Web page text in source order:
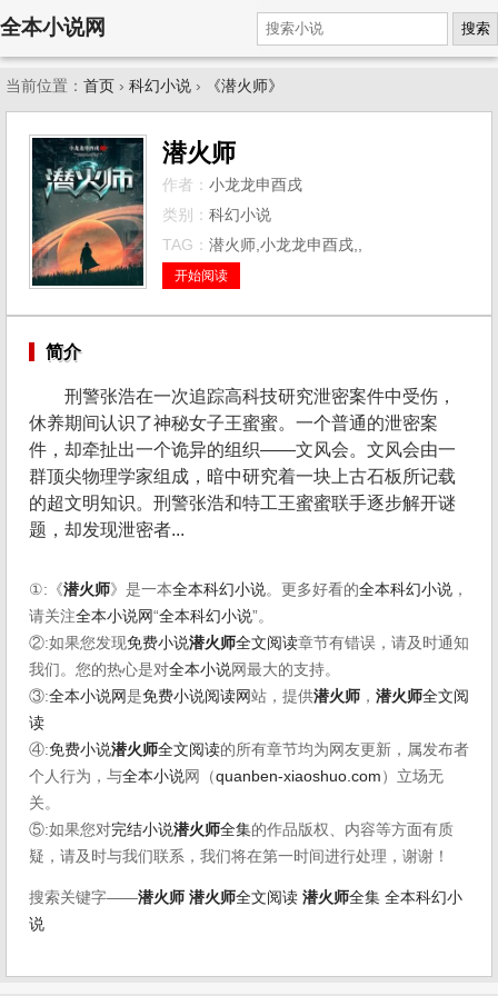
全本小说网 搜索
当前位置： 首页 › 科幻小说 › 《潜火师》
潜火师
作者： 小龙龙申酉戌
类别： 科幻小说
TAG： 潜火师,小龙龙申酉戌,,
开始阅读
简介
刑警张浩在一次追踪高科技研究泄密案件中受伤，
休养期间认识了神秘女子王蜜蜜。一个普通的泄密案
件，却牵扯出一个诡异的组织——文风会。文风会由一
群顶尖物理学家组成，暗中研究着一块上古石板所记载
的超文明知识。刑警张浩和特工王蜜蜜联手逐步解开谜
题，却发现泄密者...
①:《潜火师》是一本全本科幻小说。更多好看的全本科幻小说 ，
请关注全本小说网“全本科幻小说”。
②:如果您发现免费小说潜火师全文阅读章节有错误，请及时通知
我们。您的热心是对全本小说网最大的支持。
③:全本小说网是免费小说阅读网站，提供潜火师 ， 潜火师全文阅
读
④:免费小说潜火师全文阅读的所有章节均为网友更新，属发布者
个人行为，与全本小说网（quanben-xiaoshuo.com ）立场无
关。
⑤:如果您对完结小说潜火师全集的作品版权、内容等方面有质
疑，请及时与我们联系，我们将在第一时间进行处理，谢谢！
搜索关键字——潜火师 潜火师全文阅读 潜火师全集 全本科幻小
说